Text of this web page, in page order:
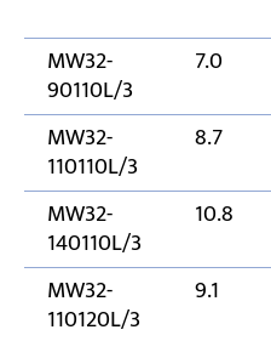
MW32-
90110L/3
7.0
MW32-
110110L/3
8.7
MW32-
140110L/3
10.8
MW32-
110120L/3
9.1